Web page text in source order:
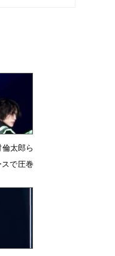
倫太郎ら
で圧巻